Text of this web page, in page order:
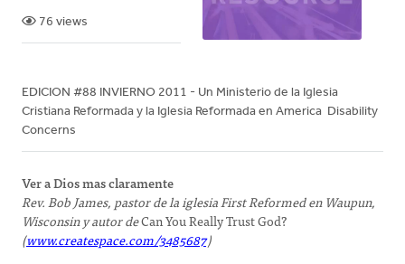
76 views
EDICION #88 INVIERNO 2011 - Un Ministerio de la Iglesia
Cristiana Reformada y la Iglesia Reformada en America Disability
Concerns
Ver a Dios mas claramente
Rev. Bob James, pastor de la iglesia First Reformed en Waupun,
Wisconsin y autor deCan You Really Trust God?
(www.createspace.com/3485687)